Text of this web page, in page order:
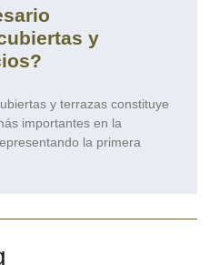
y
y terrazas constituye
importantes en la
la primera